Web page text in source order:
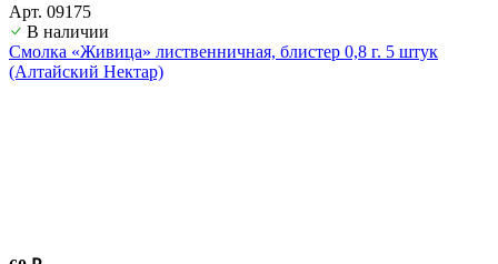
Арт. 09175
В наличии
Смолка «Живица» лиственничная, блистер 0,8 г. 5 штук
(Алтайский Нектар)